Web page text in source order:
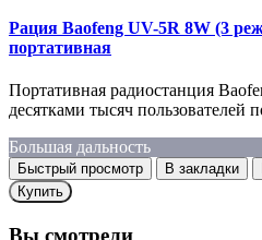
Рация Baofeng UV-5R 8W (3
портативная
Портативная радиостанция
десятками тысяч
Большая дальность
Быстрый просмотр В закладки
Купить
Вы смотрели